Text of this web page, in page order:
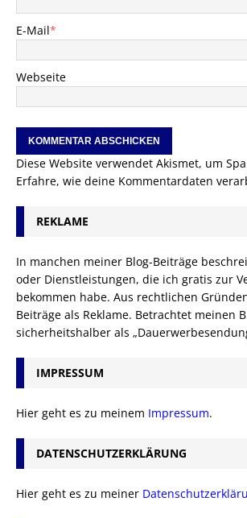
E-Mail*
Webseite
Diese Website verwendet Akismet, um
Erfahre, wie deine Kommentardaten
REKLAME
In manchen meiner Blog-Beiträge
oder Dienstleistungen, die ich gratis zur
bekommen habe. Aus rechtlichen
Beiträge als Reklame. Betrachtet meinen
sicherheitshalber als
IMPRESSUM
Hier geht es zu meinem Impressum.
DATENSCHUTZERKLÄRUNG
Hier geht es zu meiner